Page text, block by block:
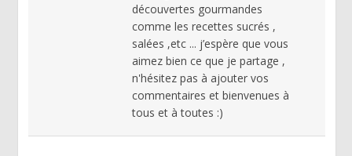
découvertes gourmandes
comme les recettes sucrés ,
salées ,etc ... j’espère que vous
aimez bien ce que je partage ,
n'hésitez pas à ajouter vos
commentaires et bienvenues à
tous et à toutes :)